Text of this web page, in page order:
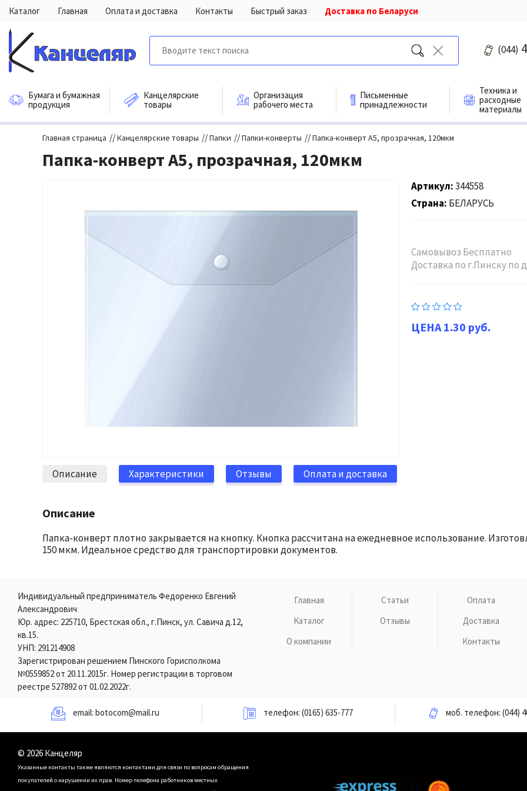
Каталог Главная Оплата и доставка Контакты Быстрый заказ Доставка по Беларуси
(044)
Бумага и бумажная
продукция
Канцелярские
товары
Организация
рабочего места
Письменные
принадлежности
Техника и
расходные
материалы
Главная страница //Канцелярские товары //Папки //Папки-конверты //Папка-конверт A5, прозрачная, 120мкм
Папка-конверт A5, прозрачная, 120мкм
Артикул 344558
Страна БЕЛАРУСЬ
Самовывоз Бесплатно
Доставка по г.Пинску по
1.30 руб.
Описание Характеристики Отзывы Оплата и доставка
Описание
Папка-конверт плотно закрывается на кнопку. Кнопка рассчитана на ежедневное использование.
150 мкм. Идеальное средство для транспортировки документов.
Индивидуальный предприниматель Федоренко Евгений
Александрович
Юр. адрес: 225710, Брестская обл., г.Пинск, ул. Савича д.12,
кв.15.
УНП: 291214908
Зарегистрирован решением Пинского Горисполкома
№0559852 от 20.11.2015г. Номер регистрации в торговом
реестре 527892 от 01.02.2022г.
Главная
Каталог
О компании
Статьи
Отзывы
Оплата
Доставка
Контакты
email: botocom@mail.ru телефон:(0165) 635-777 моб. телефон:(044)
© 2026 Канцеляр
Указанные контакты также являются контактами для связи по вопросам обращения
покупателей о нарушении их прав. Номер телефона работников местных